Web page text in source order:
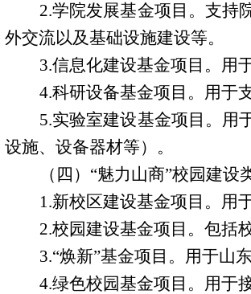
2.学院发展基金项目。支持
外交流以及基础设施建设等。
3.信息化建设基金项目。用
4.科研设备基金项目。用于
5.实验室建设基金项目。用
设施、设备器材等）。
（四） “魅力山商”校园建设
1.新校区建设基金项目。用
2.校园建设基金项目。包括
3.“焕新”基金项目。用于山
4.绿色校园基金项目。用于